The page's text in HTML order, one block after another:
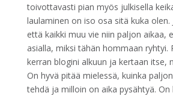
toivottavasti pian myös julkisella
laulaminen on iso osa sitä kuka olen.
että kaikki muu vie niin paljon aikaa,
asialla, miksi tähän hommaan ryhtyi.
kerran blogini alkuun ja kertaan itse,
On hyvä pitää mielessä, kuinka
tehdä ja milloin on aika pysähtyä. On